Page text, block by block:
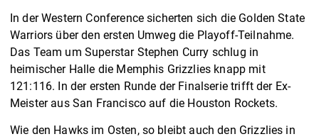
In der Western Conference sicherten sich die Golden State
Warriors über den ersten Umweg die Playoff-Teilnahme.
Das Team um Superstar Stephen Curry schlug in
heimischer Halle die Memphis Grizzlies knapp mit
121:116. In der ersten Runde der Finalserie trifft der Ex-
Meister aus San Francisco auf die Houston Rockets.
Wie den Hawks im Osten, so bleibt auch den Grizzlies in